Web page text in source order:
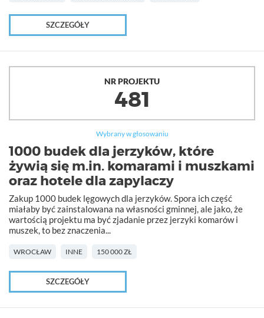
SZCZEGÓŁY
NR PROJEKTU
481
Wybrany w głosowaniu
1000 budek dla jerzyków, które
żywią się m.in. komarami i muszkami
oraz hotele dla zapylaczy
Zakup 1000 budek lęgowych dla jerzyków. Spora ich część
miałaby być zainstalowana na własności gminnej, ale jako, że
wartością projektu ma być zjadanie przez jerzyki komarów i
muszek, to bez znaczenia...
WROCŁAW INNE 150 000 ZŁ
SZCZEGÓŁY